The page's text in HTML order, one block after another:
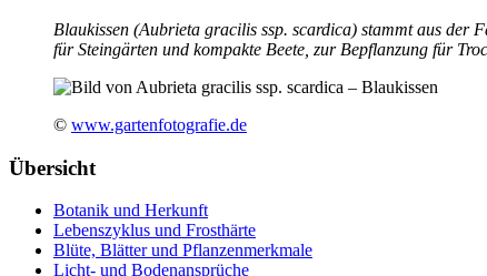
Blaukissen (Aubrieta gracilis ssp. scardica) stammt aus der
für Steingärten und kompakte Beete, zur Bepflanzung für
© www.gartenfotografie.de
Übersicht
Botanik und Herkunft
Lebenszyklus und Frosthärte
Blüte, Blätter und Pflanzenmerkmale
Licht- und Bodenansprüche